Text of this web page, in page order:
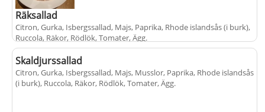
Räksallad
Citron, Gurka, Isbergssallad, Majs, Paprika, Rhode islandsås (i burk),
Ruccola, Räkor, Rödlök, Tomater, Ägg.
+ 165 kr
Skaldjurssallad
Citron, Gurka, Isbergssallad, Majs, Musslor, Paprika, Rhode islandsås
(i burk), Ruccola, Räkor, Rödlök, Tomater, Ägg.